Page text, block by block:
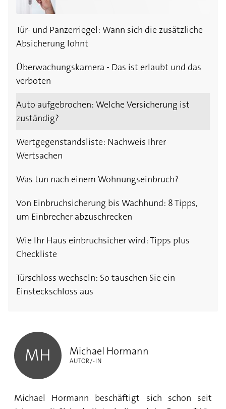
Tür- und Panzerriegel: Wann sich die zusätzliche
Absicherung lohnt
Überwachungskamera - Das ist erlaubt und das
verboten
Auto aufgebrochen: Welche Versicherung ist
zuständig?
Wertgegenstandsliste: Nachweis Ihrer
Wertsachen
Was tun nach einem Wohnungseinbruch?
Von Einbruchsicherung bis Wachhund: 8 Tipps,
um Einbrecher abzuschrecken
Wie Ihr Haus einbruchsicher wird: Tipps plus
Checkliste
Türschloss wechseln: So tauschen Sie ein
Einsteckschloss aus
MH Michael Hormann
AUTOR/-IN
Michael Hormann beschäftigt sich schon seit